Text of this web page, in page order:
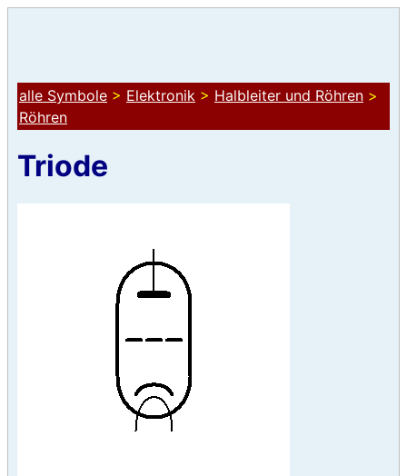
alle Symbole > Elektronik > Halbleiter und Röhren >
Röhren
Triode